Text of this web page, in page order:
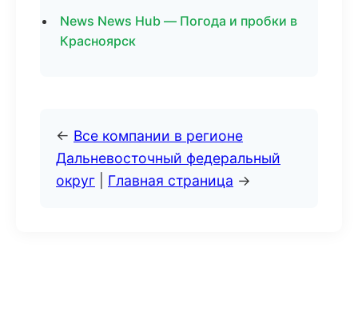
News News Hub — Погода и пробки в
Красноярск
← Все компании в регионе
Дальневосточный федеральный
округ
Главная страница →